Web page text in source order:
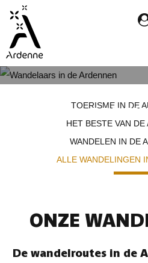
Overslaan
naar
inhoud
TOERISME IN DE
HET BESTE VAN DE
WANDELEN IN DE
ALLE WANDELINGEN
ONZE
De wandelroutes in de